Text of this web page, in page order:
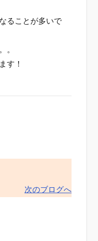
ることが多いで
。
す！
次のブログへ